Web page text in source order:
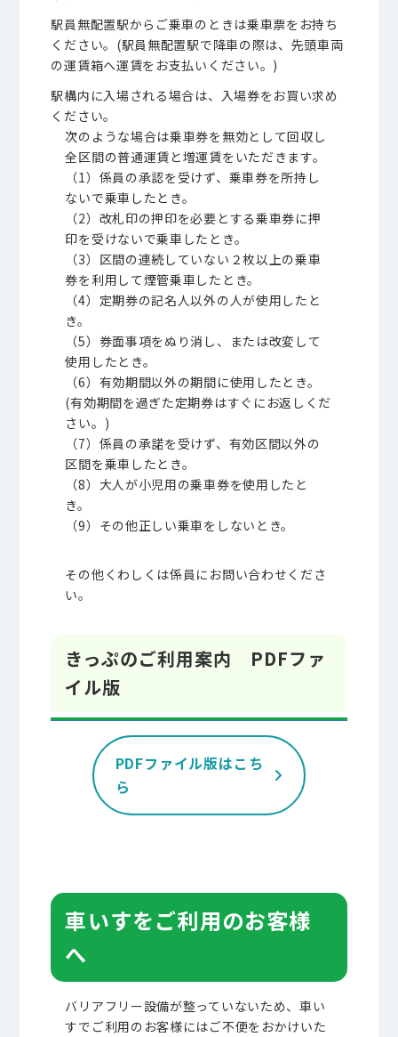
駅員無配置駅からご乗車のときは乗車票をお持ち
ください。(駅員無配置駅で降車の際は、先頭車両
の運賃箱へ運賃をお支払いください。)
駅構内に入場される場合は、入場券をお買い求め
ください。
次のような場合は乗車券を無効として回収し
全区間の普通運賃と増運賃をいただきます。
（1）係員の承認を受けず、乗車券を所持し
ないで乗車したとき。
（2）改札印の押印を必要とする乗車券に押
印を受けないで乗車したとき。
（3）区間の連続していない２枚以上の乗車
券を利用して煙管乗車したとき。
（4）定期券の記名人以外の人が使用したと
き。
（5）券面事項をぬり消し、または改変して
使用したとき。
（6）有効期間以外の期間に使用したとき。
(有効期間を過ぎた定期券はすぐにお返しくだ
さい。)
（7）係員の承諾を受けず、有効区間以外の
区間を乗車したとき。
（8）大人が小児用の乗車券を使用したと
き。
（9）その他正しい乗車をしないとき。
その他くわしくは係員にお問い合わせくださ
い。
きっぷのご利用案内 PDFファ
イル版
PDFファイル版はこち
ら
車いすをご利用のお客様
へ
バリアフリー設備が整っていないため、車い
すでご利用のお客様にはご不便をおかけいた